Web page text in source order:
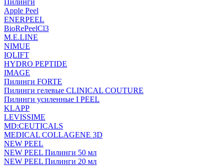
Пилинги
Apple Peel
ENERPEEL
BioRePeelCl3
M.E.LINE
NIMUE
IQLIFT
HYDRO PEPTIDE
IMAGE
Пилинги FORTE
Пилинги гелевые CLINICAL COUTURE
Пилинги усиленные I PEEL
KLAPP
LEVISSIME
MD:CEUTICALS
MEDICAL COLLAGENE 3D
NEW PEEL
NEW PEEL Пилинги 50 мл
NEW PEEL Пилинги 20 мл